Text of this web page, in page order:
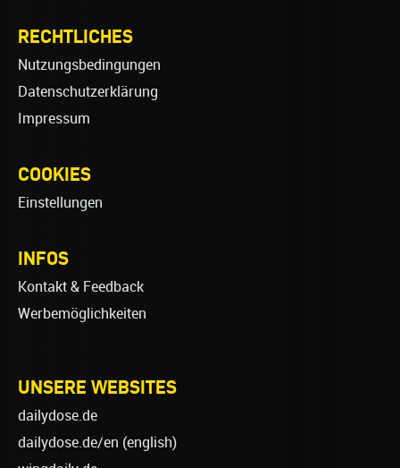
RECHTLICHES
Nutzungsbedingungen
Datenschutzerklärung
Impressum
COOKIES
Einstellungen
INFOS
Kontakt & Feedback
Werbemöglichkeiten
UNSERE WEBSITES
dailydose.de
dailydose.de/en (english)